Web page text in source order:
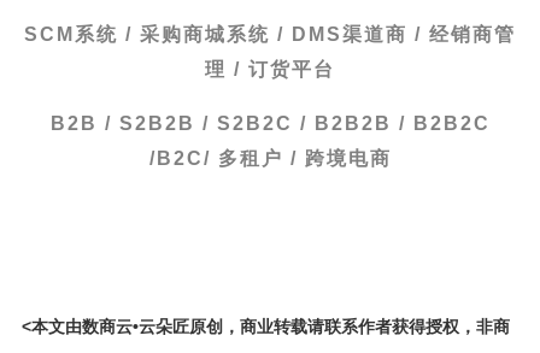
SCM系统 / 采购商城系统 / DMS渠道商 / 经销商管
理 / 订货平台
B2B / S2B2B / S2B2C / B2B2B / B2B2C
/B2C/ 多租户 / 跨境电商
<本文由数商云•云朵匠原创，商业转载请联系作者获得授权，非商